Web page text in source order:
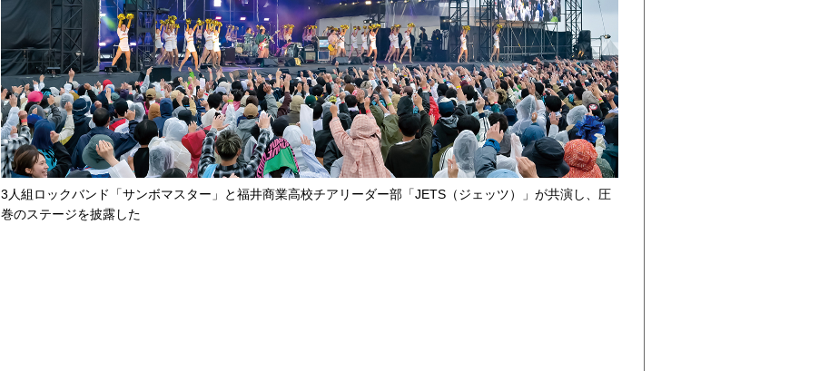
3人組ロックバンド「サンボマスター」と福井商業高校チアリーダー部「JETS（ジェッツ）」が共演し、圧
巻のステージを披露した